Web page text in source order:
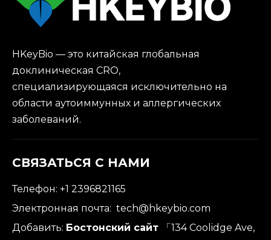
HKeyBio — это китайская глобальная
доклиническая CRO,
специализирующаяся исключительно на
области аутоиммунных и аллергических
заболеваний.
СВЯЗАТЬСЯ С НАМИ
Телефон: +1 2396821165
Электронная почта: tech@hkeybio.com
Добавить: Бостонский сайт
「134 Coolidge Ave,